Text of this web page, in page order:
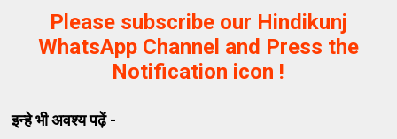
Please subscribe our Hindikunj
WhatsApp Channel and Press the
Notification icon !
इन्हे भी अवश्य पढ़ें -